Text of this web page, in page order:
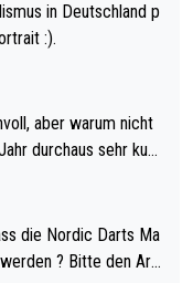
in Deutschland p
:).
aber warum nicht
des Weltmei
? Bitte den Arti